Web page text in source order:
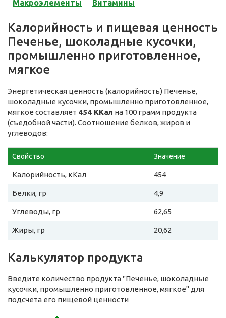
Макроэлементы Витамины
Калорийность и пищевая ценность
Печенье, шоколадные кусочки,
промышленно приготовленное,
мягкое
Энергетическая ценность (калорийность) Печенье,
шоколадные кусочки, промышленно приготовленное,
мягкое составляет 454 ККал на 100 грамм продукта
(съедобной части). Соотношение белков, жиров и
углеводов:
Свойство Значение
Калорийность, кКал 454
Белки, гр 4,9
Углеводы, гр 62,65
Жиры, гр 20,62
Калькулятор продукта
Введите количество продукта "Печенье, шоколадные
кусочки, промышленно приготовленное, мягкое" для
подсчета его пищевой ценности